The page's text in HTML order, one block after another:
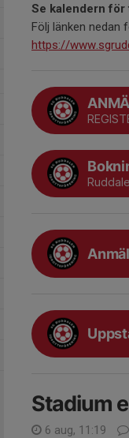
Se kalendern för
Följ länken nedan
https://
Stadium
6 aug, 11:19